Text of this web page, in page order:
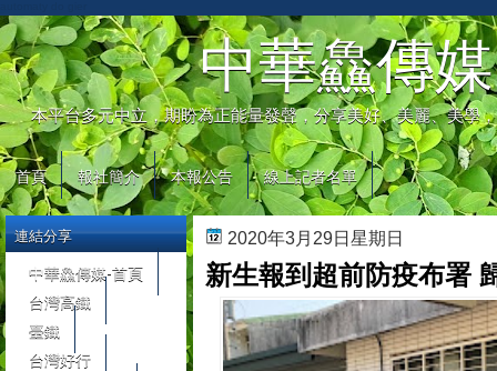
中華鱻傳媒
本平台多元中立，期盼為正能量發聲，分享美好、美麗、美學
首頁 報社簡介 本報公告 線上記者名單
2020年3月29日星期日
新生報到超前防疫布署
連結分享
中華鱻傳媒-首頁
台灣高鐵
臺鐵
台灣好行